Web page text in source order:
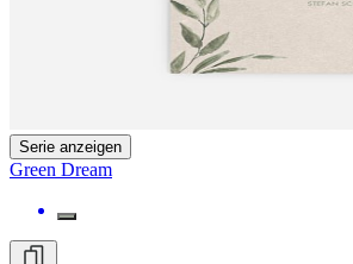
Serie anzeigen
Green Dream